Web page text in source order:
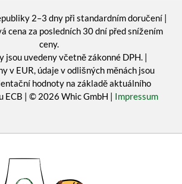
2–3 dny při standardním doručení |
cena za posledních 30 dní před snížením
ceny.
jsou uvedeny včetně zákonné DPH. |
v EUR, údaje v odlišných měnách jsou
hodnoty na základě aktuálního
ECB | © 2026 Whic GmbH | Impressum